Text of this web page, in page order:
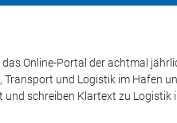
Online-Portal der achtmal
und Logistik im Hafen
schreiben Klartext zu Logistik